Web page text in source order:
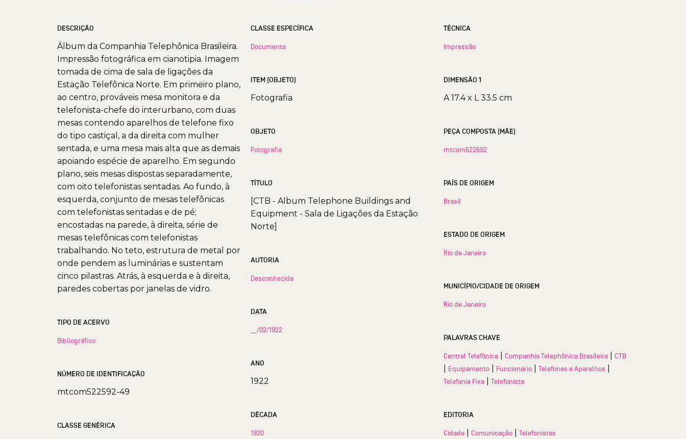
DESCRIÇÃO
Álbum da Companhia Telephônica Brasileira.
Impressão fotográfica em cianotipia. Imagem
tomada de cima de sala de ligações da
Estação Telefônica Norte. Em primeiro plano,
ao centro, prováveis mesa monitora e da
telefonista-chefe do interurbano, com duas
mesas contendo aparelhos de telefone fixo
do tipo castiçal, a da direita com mulher
sentada, e uma mesa mais alta que as demais
apoiando espécie de aparelho. Em segundo
plano, seis mesas dispostas separadamente,
com oito telefonistas sentadas. Ao fundo, à
esquerda, conjunto de mesas telefônicas
com telefonistas sentadas e de pé;
encostadas na parede, à direita, série de
mesas telefônicas com telefonistas
trabalhando. No teto, estrutura de metal por
onde pendem as luminárias e sustentam
cinco pilastras. Atrás, à esquerda e à direita,
paredes cobertas por janelas de vidro.
TIPO DE ACERVO
Bibliográfico
NÚMERO DE IDENTIFICAÇÃO
mtcom522592-49
CLASSE GENÉRICA
CLASSE ESPECÍFICA
Documento
ITEM (OBJETO)
Fotografia
OBJETO
Fotografia
TÍTULO
[CTB - Album Telephone Buildings and
Equipment - Sala de Ligações da Estação
Norte]
AUTORIA
Desconhecida
DATA
__/02/1922
ANO
1922
DÉCADA
1920
TÉCNICA
Impressão
DIMENSÃO 1
A 17.4 x L 33.5 cm
PEÇA COMPOSTA (MÃE)
mtcom522592
PAÍS DE ORIGEM
Brasil
ESTADO DE ORIGEM
Rio de Janeiro
MUNICÍPIO/CIDADE DE ORIGEM
Rio de Janeiro
PALAVRAS CHAVE
Central Telefônica |Companhia Telephônica Brasileira |CTB
Equipamento Funcionário |Telefones e Aparelhos
Telefonia Fixa |Telefonista
EDITORIA
Cidade |Comunicação |Telefonistas